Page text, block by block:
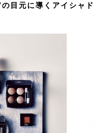
の目元に導くアイシャド